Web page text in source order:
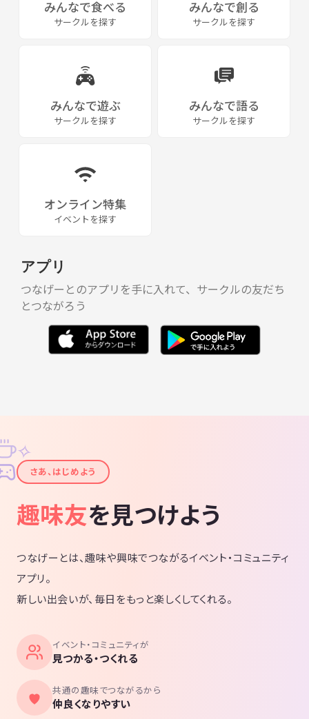
みんなで食べる
サークルを探す
みんなで創る
サークルを探す
みんなで遊ぶ
サークルを探す
みんなで語る
サークルを探す
オンライン特集
イベントを探す
アプリ
つなげーとのアプリを手に入れて、サークルの友だち
とつながろう
✦
✧
さあ、はじめよう
趣味友を見つけよう
つなげーとは、趣味や興味でつながるイベント・コミュニティ
アプリ。
新しい出会いが、毎日をもっと楽しくしてくれる。
イベント・コミュニティが
見つかる・つくれる
共通の趣味でつながるから
仲良くなりやすい